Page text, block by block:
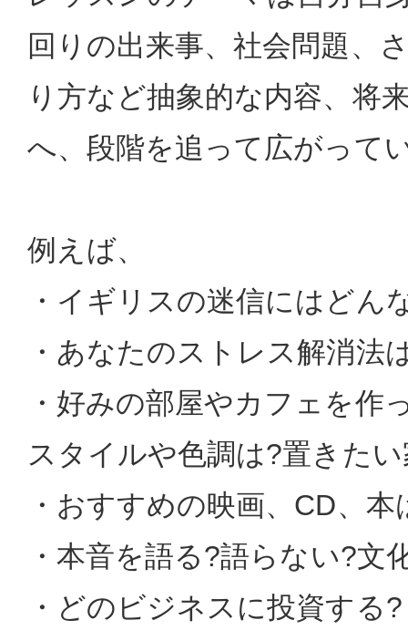
回りの出来事、社会問題、
り方など抽象的な内容、将
へ、段階を追って広がって
例えば、
・イギリスの迷信にはどん
・あなたのストレス解消法
・好みの部屋やカフェを作
スタイルや色調は?置きた
・おすすめの映画、CD、本
・本音を語る?語らない?文
・どのビジネスに投資する?